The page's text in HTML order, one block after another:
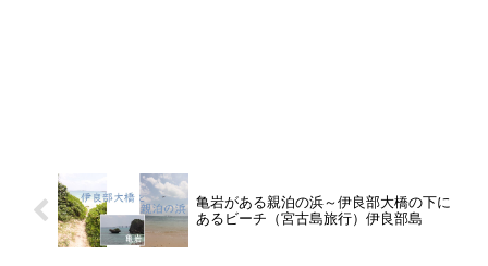
亀岩がある親泊の浜～伊良部大橋の下に
あるビーチ（宮古島旅行）伊良部島